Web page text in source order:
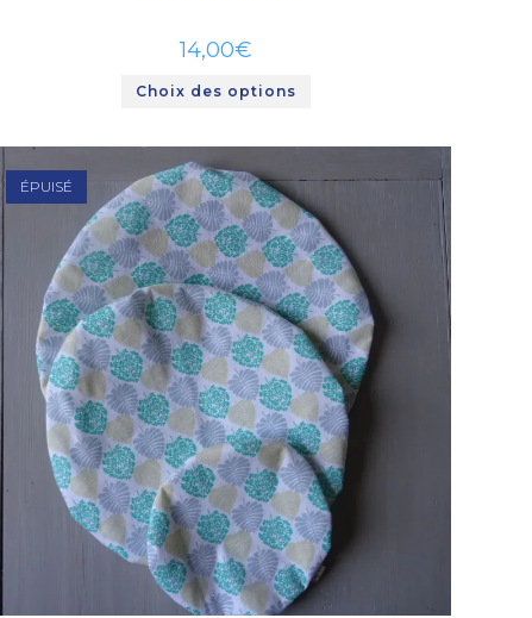
14,00€
Choix des options
ÉPUISÉ